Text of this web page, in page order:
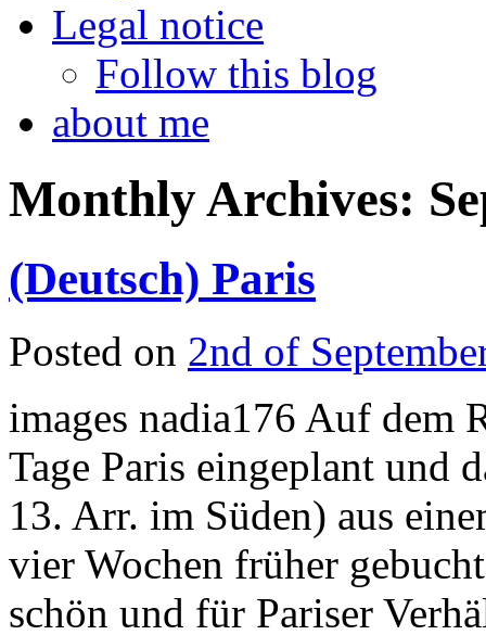
Legal notice
Follow this blog
about me
Monthly Archives:
(Deutsch) Paris
Posted on 2nd of
images nadia176 Auf dem
Tage Paris eingeplant und
13. Arr. im Süden) aus
vier Wochen früher
schön und für Pariser